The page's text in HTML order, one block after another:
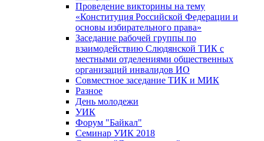
Проведение викторины на тему
«Конституция Российской Федерации и
основы избирательного права»
Заседание рабочей группы по
взаимодействию Слюдянской ТИК с
местными отделениями общественных
организаций инвалидов ИО
Совместное заседание ТИК и МИК
Разное
День молодежи
УИК
Форум "Байкал"
Семинар УИК 2018